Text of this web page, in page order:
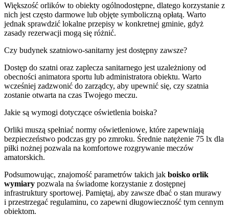
Większość orlików to obiekty ogólnodostępne, dlatego korzystanie z
nich jest często darmowe lub objęte symboliczną opłatą. Warto
jednak sprawdzić lokalne przepisy w konkretnej gminie, gdyż
zasady rezerwacji mogą się różnić.
Czy budynek szatniowo-sanitarny jest dostępny zawsze?
Dostęp do szatni oraz zaplecza sanitarnego jest uzależniony od
obecności animatora sportu lub administratora obiektu. Warto
wcześniej zadzwonić do zarządcy, aby upewnić się, czy szatnia
zostanie otwarta na czas Twojego meczu.
Jakie są wymogi dotyczące oświetlenia boiska?
Orliki muszą spełniać normy oświetleniowe, które zapewniają
bezpieczeństwo podczas gry po zmroku. Średnie natężenie 75 lx dla
piłki nożnej pozwala na komfortowe rozgrywanie meczów
amatorskich.
Podsumowując, znajomość parametrów takich jak boisko orlik
wymiary pozwala na świadome korzystanie z dostępnej
infrastruktury sportowej. Pamiętaj, aby zawsze dbać o stan murawy
i przestrzegać regulaminu, co zapewni długowieczność tym cennym
obiektom.